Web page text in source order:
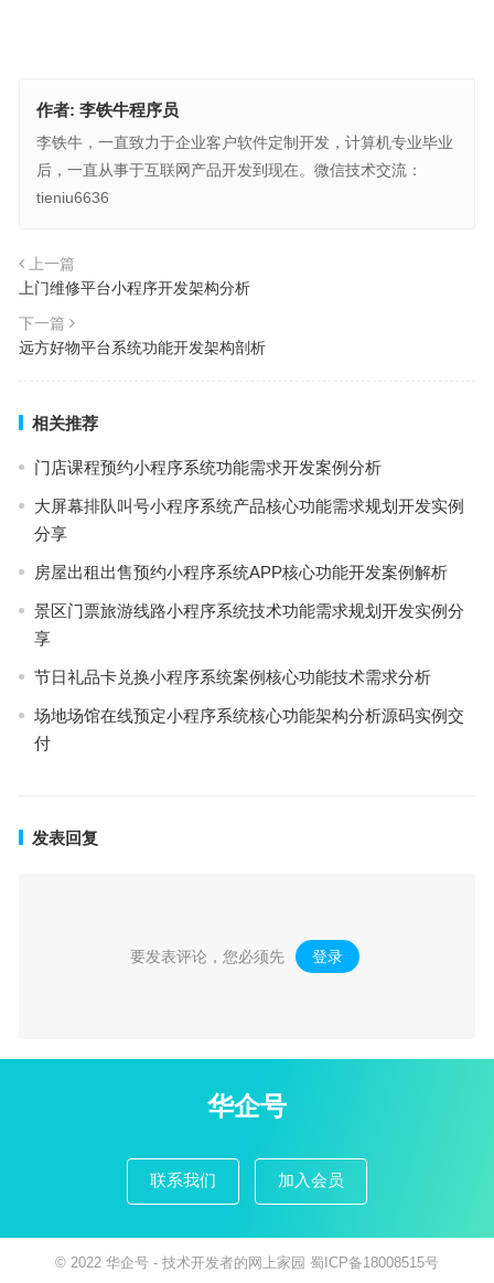
作者: 李铁牛程序员
李铁牛，一直致力于企业客户软件定制开发，计算机专业毕业
后，一直从事于互联网产品开发到现在。微信技术交流：
tieniu6636
上一篇
上门维修平台小程序开发架构分析
下一篇
远方好物平台系统功能开发架构剖析
相关推荐
门店课程预约小程序系统功能需求开发案例分析
大屏幕排队叫号小程序系统产品核心功能需求规划开发实例
分享
房屋出租出售预约小程序系统APP核心功能开发案例解析
景区门票旅游线路小程序系统技术功能需求规划开发实例分
享
节日礼品卡兑换小程序系统案例核心功能技术需求分析
场地场馆在线预定小程序系统核心功能架构分析源码实例交
付
发表回复
要发表评论，您必须先 登录 。
华企号
联系我们 加入会员
© 2022 华企号 - 技术开发者的网上家园 蜀ICP备18008515号